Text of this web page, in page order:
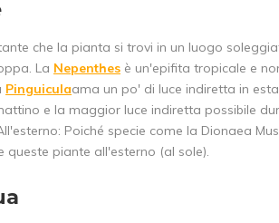
che la pianta si trovi in un luogo
La Nepenthes è un'epifita tropicale e
Pinguiculaama un po' di luce indiretta in
e la maggior luce indiretta possibile
Poiché specie come la Dionaea
queste piante all'esterno (al sole).